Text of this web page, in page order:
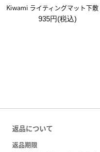
935円(税込)
返品について
返品期限